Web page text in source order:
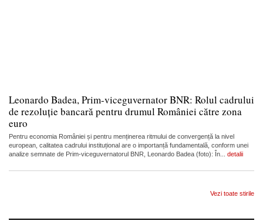
Leonardo Badea, Prim-viceguvernator BNR: Rolul cadrului
de rezoluție bancară pentru drumul României către zona
euro
Pentru economia României și pentru menținerea ritmului de convergență la nivel
european, calitatea cadrului instituțional are o importanță fundamentală, conform unei
analize semnate de Prim-viceguvernatorul BNR, Leonardo Badea (foto): În... detalii
Vezi toate stirile